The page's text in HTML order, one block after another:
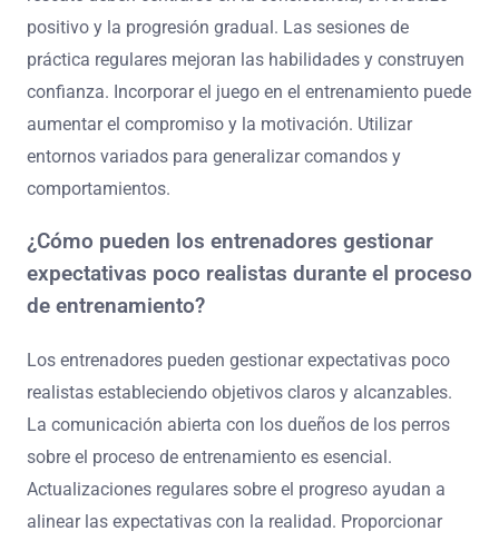
positivo y la progresión gradual. Las sesiones de
práctica regulares mejoran las habilidades y construyen
confianza. Incorporar el juego en el entrenamiento puede
aumentar el compromiso y la motivación. Utilizar
entornos variados para generalizar comandos y
comportamientos.
¿Cómo pueden los entrenadores gestionar
expectativas poco realistas durante el proceso
de entrenamiento?
Los entrenadores pueden gestionar expectativas poco
realistas estableciendo objetivos claros y alcanzables.
La comunicación abierta con los dueños de los perros
sobre el proceso de entrenamiento es esencial.
Actualizaciones regulares sobre el progreso ayudan a
alinear las expectativas con la realidad. Proporcionar